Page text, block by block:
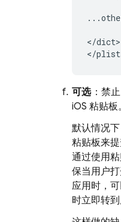
</dict>
可选：禁
iOS 粘贴板。
默认情况
粘贴板来
通过使用
保当用户
应用时，
时立即转到